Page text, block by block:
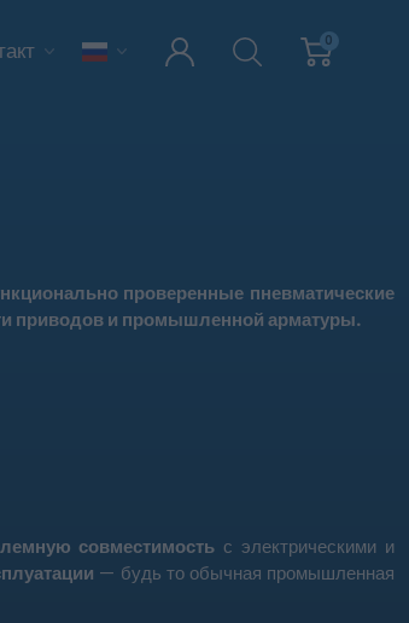
0
проверенные пневматические
приводов и промышленной арматуры.
совместимостьс электрическими и
— будь то обычная промышленная